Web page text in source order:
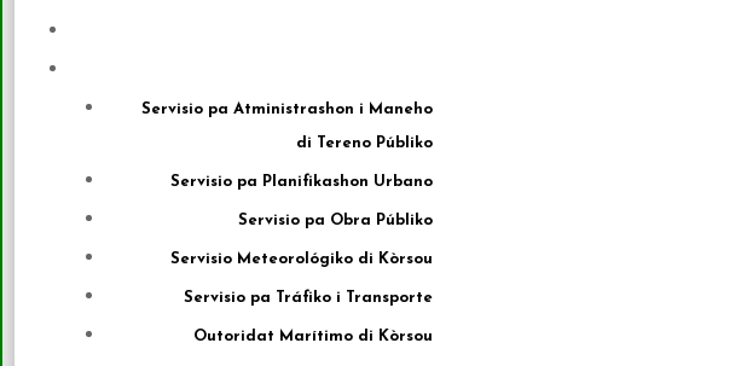
Servisio pa Atministrashon i Maneho
di Tereno Públiko
Servisio pa Planifikashon Urbano
Servisio pa Obra Públiko
Servisio Meteorológiko di Kòrsou
Servisio pa Tráfiko i Transporte
Outoridat Marítimo di Kòrsou